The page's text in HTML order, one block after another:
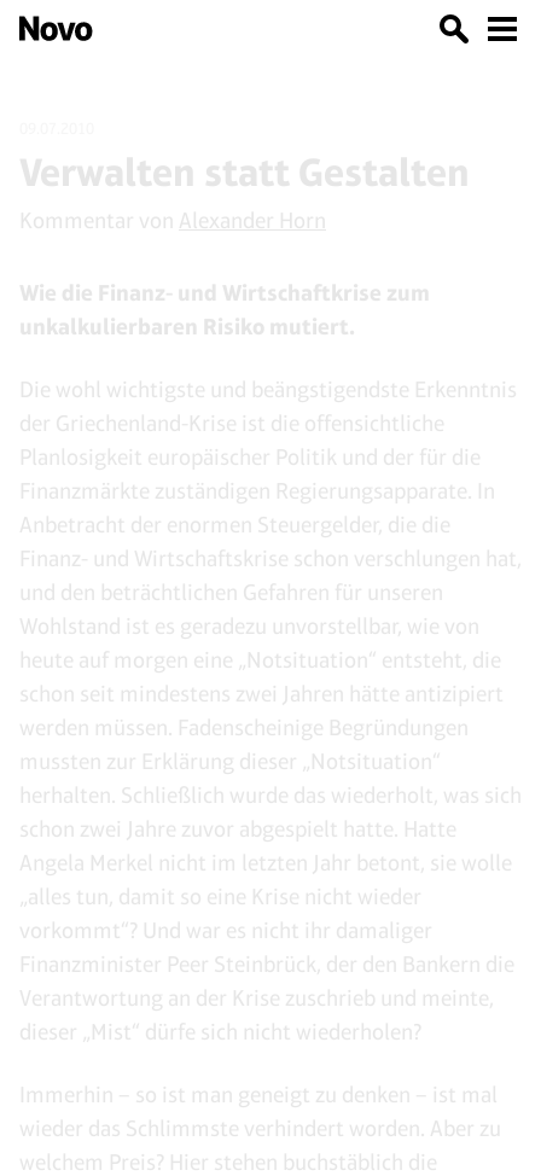
Verwalten statt Gestalten
Kommentar von Alexander Horn
Wie die Finanz- und Wirtschaftkrise zum
unkalkulierbaren Risiko mutiert.
Die wohl wichtigste und beängstigendste Erkenntnis
der Griechenland-Krise ist die offensichtliche
Planlosigkeit europäischer Politik und der für die
Finanzmärkte zuständigen Regierungsapparate. In
Anbetracht der enormen Steuergelder, die die
Finanz- und Wirtschaftskrise schon verschlungen hat,
und den beträchtlichen Gefahren für unseren
Wohlstand ist es geradezu unvorstellbar, wie von
heute auf morgen eine „Notsituation“ entsteht, die
schon seit mindestens zwei Jahren hätte antizipiert
werden müssen. Fadenscheinige Begründungen
mussten zur Erklärung dieser „Notsituation“
herhalten. Schließlich wurde das wiederholt, was sich
schon zwei Jahre zuvor abgespielt hatte. Hatte
Angela Merkel nicht im letzten Jahr betont, sie wolle
„alles tun, damit so eine Krise nicht wieder
vorkommt“? Und war es nicht ihr damaliger
Finanzminister Peer Steinbrück, der den Bankern die
Verantwortung an der Krise zuschrieb und meinte,
dieser „Mist“ dürfe sich nicht wiederholen?
Immerhin – so ist man geneigt zu denken – ist mal
wieder das Schlimmste verhindert worden. Aber zu
welchem Preis? Hier stehen buchstäblich die